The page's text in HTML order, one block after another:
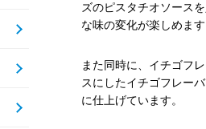
ズのピスタチオソース
な味の変化が楽しめます
また同時に、イチゴフ
スにしたイチゴフレー
に仕上げています。